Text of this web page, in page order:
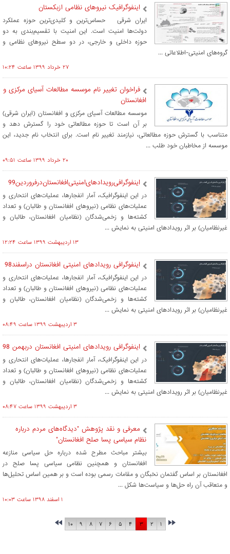
اینفوگرافیک نیروهای نظامی ازبکستان
ایران شرقی حساس‌ترین و کلیدی‌ترین حوزه‌ عملکرد
دولت‌ها امنیت است. این امنیت با تقسیم‌بندی به دو
حوزه داخلی و خارجی، در دو سطح نیروهای نظامی و
گروه‌های امنیتی-اطلاعاتی ...
۲۷ خرداد ۱۳۹۹ ساعت ۱۰:۲۴
فراخوان تغییر نام موسسه مطالعات آسیای مرکزی و
افغانستان
موسسه مطالعات آسیای مرکزی و افغانستان (ایران شرقی)
بر آن است تا حوزه مطالعاتی خود را گسترش دهد و
متناسب با گسترش حوزه مطالعاتی، نیازمند تغییر نام است. برای انتخاب نام جدید، این
موسسه از مخاطبان خود طلب ...
۲۰ خرداد ۱۳۹۹ ساعت ۰۹:۵۱
اینفوگرافی‌رویدادهای‌امنیتی‌افغانستان‌درفروردین99
در این اینفوگرافیک، آمار انفجارها، عملیات‌های انتحاری و
عملیات‌های نظامی (نیروهای افغانستان و طالبان) و تعداد
کشته‌ها و زخمی‌شدگان (نظامیان افغانستان، طالبان و
غیرنظامیان) بر اثر رویدادهای امنیتی به نمایش ...
۱۳ ارديبهشت ۱۳۹۹ ساعت ۱۲:۲۴
اینفوگرافی رویدادهای امنیتی افغانستان دراسفند98
در این اینفوگرافیک، آمار انفجارها، عملیات‌های انتحاری و
عملیات‌های نظامی (نیروهای افغانستان و طالبان) و تعداد
کشته‌ها و زخمی‌شدگان (نظامیان افغانستان، طالبان و
غیرنظامیان) بر اثر رویدادهای امنیتی به نمایش ...
۳ ارديبهشت ۱۳۹۹ ساعت ۰۸:۴۹
اینفوگرافی رویدادهای امنیتی افغانستان دربهمن 98
در این اینفوگرافیک، آمار انفجارها، عملیات‌های انتحاری و
عملیات‌های نظامی (نیروهای افغانستان و طالبان) و تعداد
کشته‌ها و زخمی‌شدگان (نظامیان افغانستان، طالبان و
غیرنظامیان) بر اثر رویدادهای امنیتی به نمایش ...
۳ ارديبهشت ۱۳۹۹ ساعت ۰۸:۴۷
معرفی و نقد پژوهش "دیدگاه‌های مردم درباره
نظام سیاسی پسا صلح افغانستان"
بیشتر مباحث مطرح شده درباره حل سیاسی منازعه
افغانستان و همچنین نظامی سیاسی پسا صلح در
افغانستان بر اساس گفتمان نخبگان و مقامات رسمی بوده است و بر همین اساس تحلیل‌ها
و متعاقب آن راه حل‌ها و سیاست‌ها شکل ...
۱ اسفند ۱۳۹۸ ساعت ۱۰:۰۳
۱ ۲ ۳ ۴ ۵ ۶ ۷ ۸ ۹ ۱۰